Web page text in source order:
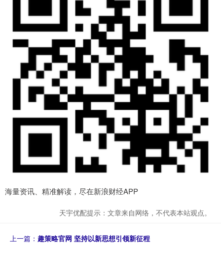
海量资讯、精准解读，尽在新浪财经APP
天宇优配提示：文章来自网络，不代表本站观点。
上一篇： 趣策略官网 坚持以新思想引领新征程